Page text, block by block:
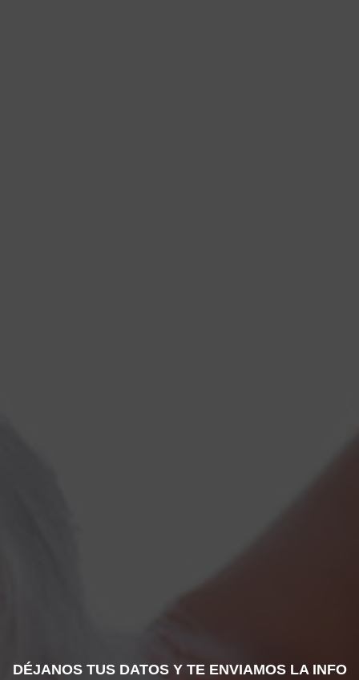
DÉJANOS TUS DATOS Y TE ENVIAMOS LA INFO